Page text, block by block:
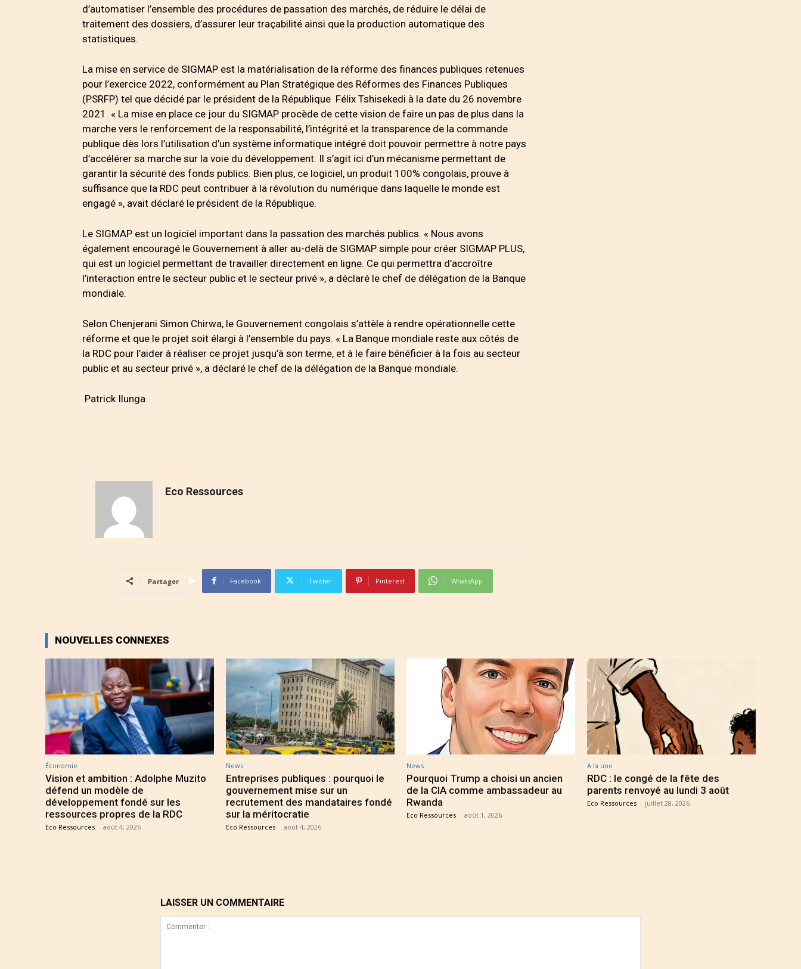
d’automatiser l’ensemble des procédures de passation des marchés, de réduire le délai de
traitement des dossiers, d’assurer leur traçabilité ainsi que la production automatique des
statistiques.
La mise en service de SIGMAP est la matérialisation de la réforme des finances publiques retenues
pour l’exercice 2022, conformément au Plan Stratégique des Réformes des Finances Publiques
(PSRFP) tel que décidé par le président de la République Félix Tshisekedi à la date du 26 novembre
2021. « La mise en place ce jour du SIGMAP procède de cette vision de faire un pas de plus dans la
marche vers le renforcement de la responsabilité, l’intégrité et la transparence de la commande
publique dès lors l’utilisation d’un système informatique intégré doit pouvoir permettre à notre pays
d’accélérer sa marche sur la voie du développement. Il s’agit ici d’un mécanisme permettant de
garantir la sécurité des fonds publics. Bien plus, ce logiciel, un produit 100% congolais, prouve à
suffisance que la RDC peut contribuer à la révolution du numérique dans laquelle le monde est
engagé », avait déclaré le président de la République.
Le SIGMAP est un logiciel important dans la passation des marchés publics. « Nous avons
également encouragé le Gouvernement à aller au-delà de SIGMAP simple pour créer SIGMAP PLUS,
qui est un logiciel permettant de travailler directement en ligne. Ce qui permettra d’accroître
l’interaction entre le secteur public et le secteur privé », a déclaré le chef de délégation de la Banque
mondiale.
Selon Chenjerani Simon Chirwa, le Gouvernement congolais s’attèle à rendre opérationnelle cette
réforme et que le projet soit élargi à l’ensemble du pays. « La Banque mondiale reste aux côtés de
la RDC pour l’aider à réaliser ce projet jusqu’à son terme, et à le faire bénéficier à la fois au secteur
public et au secteur privé », a déclaré le chef de la délégation de la Banque mondiale.
Patrick Ilunga
Eco Ressources
Partager Facebook Twitter Pinterest WhatsApp
NOUVELLES CONNEXES
Économie
Vision et ambition : Adolphe Muzito
défend un modèle de
développement fondé sur les
ressources propres de la RDC
Eco Ressources - août 4, 2026
News
Entreprises publiques : pourquoi le
gouvernement mise sur un
recrutement des mandataires fondé
sur la méritocratie
Eco Ressources - août 4, 2026
News
Pourquoi Trump a choisi un ancien
de la CIA comme ambassadeur au
Rwanda
Eco Ressources - août 1, 2026
A la une
RDC : le congé de la fête des
parents renvoyé au lundi 3 août
Eco Ressources - juillet 28, 2026
LAISSER UN COMMENTAIRE